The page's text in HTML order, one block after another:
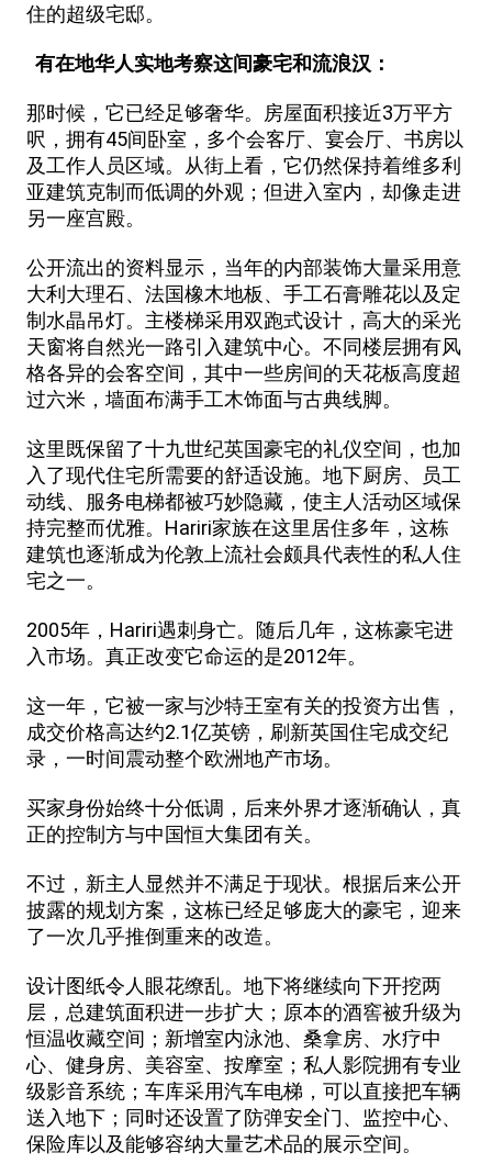
住的超级宅邸。
有在地华人实地考察这间豪宅和流浪汉：
那时候，它已经足够奢华。房屋面积接近3万平方
呎，拥有45间卧室，多个会客厅、宴会厅、书房以
及工作人员区域。从街上看，它仍然保持着维多利
亚建筑克制而低调的外观；但进入室内，却像走进
另一座宫殿。
公开流出的资料显示，当年的内部装饰大量采用意
大利大理石、法国橡木地板、手工石膏雕花以及定
制水晶吊灯。主楼梯采用双跑式设计，高大的采光
天窗将自然光一路引入建筑中心。不同楼层拥有风
格各异的会客空间，其中一些房间的天花板高度超
过六米，墙面布满手工木饰面与古典线脚。
这里既保留了十九世纪英国豪宅的礼仪空间，也加
入了现代住宅所需要的舒适设施。地下厨房、员工
动线、服务电梯都被巧妙隐藏，使主人活动区域保
持完整而优雅。Hariri家族在这里居住多年，这栋
建筑也逐渐成为伦敦上流社会颇具代表性的私人住
宅之一。
2005年，Hariri遇刺身亡。随后几年，这栋豪宅进
入市场。真正改变它命运的是2012年。
这一年，它被一家与沙特王室有关的投资方出售，
成交价格高达约2.1亿英镑，刷新英国住宅成交纪
录，一时间震动整个欧洲地产市场。
买家身份始终十分低调，后来外界才逐渐确认，真
正的控制方与中国恒大集团有关。
不过，新主人显然并不满足于现状。根据后来公开
披露的规划方案，这栋已经足够庞大的豪宅，迎来
了一次几乎推倒重来的改造。
设计图纸令人眼花缭乱。地下将继续向下开挖两
层，总建筑面积进一步扩大；原本的酒窖被升级为
恒温收藏空间；新增室内泳池、桑拿房、水疗中
心、健身房、美容室、按摩室；私人影院拥有专业
级影音系统；车库采用汽车电梯，可以直接把车辆
送入地下；同时还设置了防弹安全门、监控中心、
保险库以及能够容纳大量艺术品的展示空间。